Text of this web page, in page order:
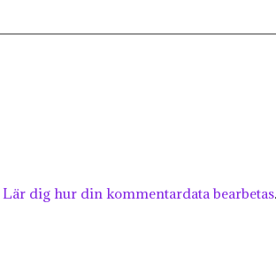
Lär dig hur din kommentardata bearbetas.